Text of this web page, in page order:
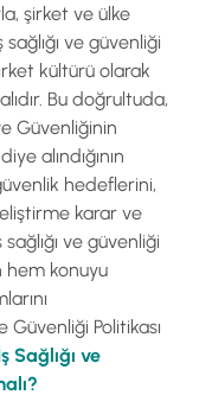
şirket ve ülke
ve güvenliği
kültürü olarak
Bu doğrultuda,
Güvenliğinin
alındığının
hedeflerini,
karar ve
ve güvenliği
hem konuyu
Güvenliği Politikası
Sağlığı ve